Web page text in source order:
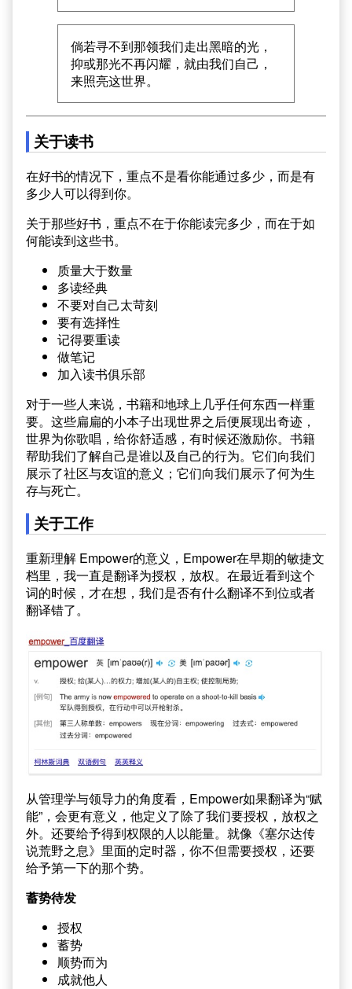
倘若寻不到那领我们走出黑暗的光，
抑或那光不再闪耀，就由我们自己，
来照亮这世界。
关于读书
在好书的情况下，重点不是看你能通过多少，而是有
多少人可以得到你。
关于那些好书，重点不在于你能读完多少，而在于如
何能读到这些书。
质量大于数量
多读经典
不要对自己太苛刻
要有选择性
记得要重读
做笔记
加入读书俱乐部
对于一些人来说，书籍和地球上几乎任何东西一样重
要。这些扁扁的小本子出现世界之后便展现出奇迹，
世界为你歌唱，给你舒适感，有时候还激励你。书籍
帮助我们了解自己是谁以及自己的行为。它们向我们
展示了社区与友谊的意义；它们向我们展示了何为生
存与死亡。
关于工作
重新理解 Empower的意义，Empower在早期的敏捷文
档里，我一直是翻译为授权，放权。在最近看到这个
词的时候，才在想，我们是否有什么翻译不到位或者
翻译错了。
从管理学与领导力的角度看，Empower如果翻译为“赋
能”，会更有意义，他定义了除了我们要授权，放权之
外。还要给予得到权限的人以能量。就像《塞尔达传
说荒野之息》里面的定时器，你不但需要授权，还要
给予第一下的那个势。
蓄势待发
授权
蓄势
顺势而为
成就他人